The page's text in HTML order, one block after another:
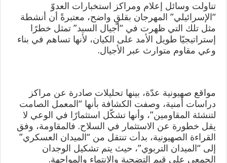
تناولت وسائل إعلام ومراكز استخبارات العدوّ
“الإسرائيلي” المهرجان بقلقٍ واضح، معتبرةً أن أنشطة
مثل تلك التي ظهرت في “أجيال السيد” تمثل خطرًا
إستراتيجيًا طويل الأمد على الكيان، لأنها تساهم في بناء
وعي مقاوم متوارث عبر الأجيال.
مواقع صهيونية عدّة، بينها تحليلات صادرة عن مراكز
دراسات أمنية، وصفت الكشافة بأنها “المعمل الصامت
لتنشئة المقاومين”، وأنها تشكّل استثمارًا في الوعي لا
يقل خطورة عن الاستثمار في السلاح. فالمقاومة، وفق
القراءة الصهيونية، بدأت تنتقل من “الميدان العسكري”
إلى “الميدان التربوي”، حيث يتم تشكيل الوجدان
الجمعي على قيم التضحية والانتماء والمواجهة.